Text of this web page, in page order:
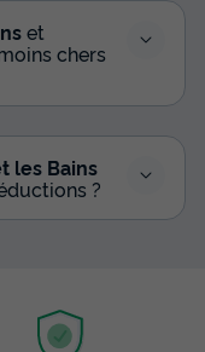
et
chers
les Bains
?